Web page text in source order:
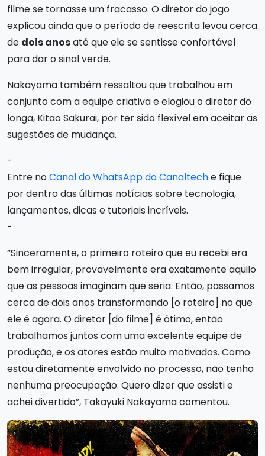
filme se tornasse um fracasso. O diretor do jogo
explicou ainda que o período de reescrita levou cerca
de dois anosaté que ele se sentisse confortável
para dar o sinal verde.
Nakayama também ressaltou que trabalhou em
conjunto com a equipe criativa e elogiou o diretor do
longa, Kitao Sakurai, por ter sido flexível em aceitar as
sugestões de mudança.
-
Entre noCanal do WhatsApp do Canalteche fique
por dentro das últimas notícias sobre tecnologia,
lançamentos, dicas e tutoriais incríveis.
-
“Sinceramente, o primeiro roteiro que eu recebi era
bem irregular, provavelmente era exatamente aquilo
que as pessoas imaginam que seria. Então, passamos
cerca de dois anos transformando [o roteiro] no que
ele é agora. O diretor [do filme] é ótimo, então
trabalhamos juntos com uma excelente equipe de
produção, e os atores estão muito motivados. Como
estou diretamente envolvido no processo, não tenho
nenhuma preocupação. Quero dizer que assisti e
achei divertido”, Takayuki Nakayama comentou.